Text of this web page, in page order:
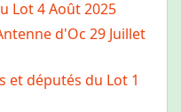
Lot4 Août 2025
d'Oc 29 Juillet
et députés du Lot 1